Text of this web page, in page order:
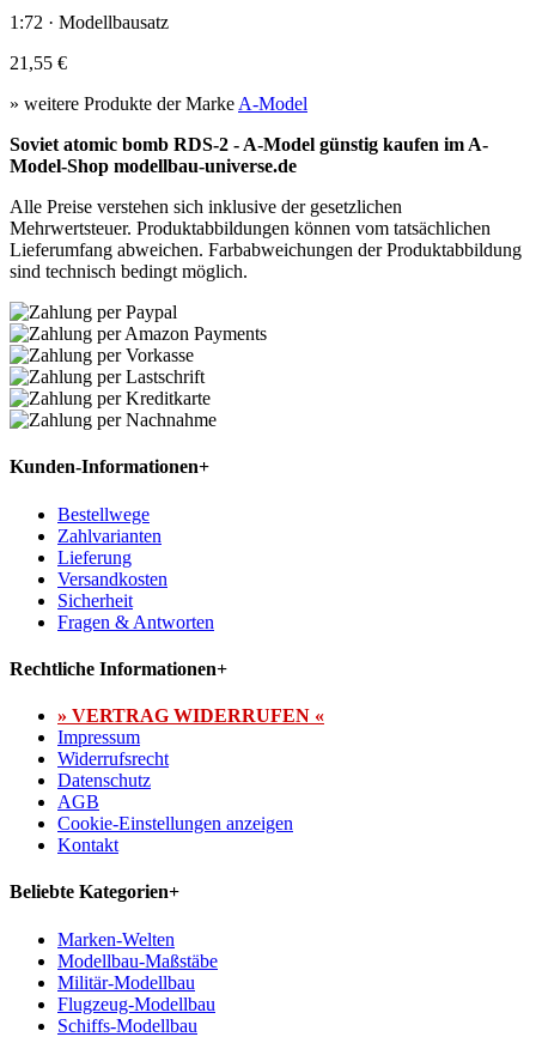
1:72 · Modellbausatz
21,55 €
» weitere Produkte der Marke A-Model
Soviet atomic bomb RDS-2 - A-Model günstig kaufen im A-
Model-Shop modellbau-universe.de
Alle Preise verstehen sich inklusive der gesetzlichen
Mehrwertsteuer. Produktabbildungen können vom tatsächlichen
Lieferumfang abweichen. Farbabweichungen der Produktabbildung
sind technisch bedingt möglich.
Kunden-Informationen+
Bestellwege
Zahlvarianten
Lieferung
Versandkosten
Sicherheit
Fragen & Antworten
Rechtliche Informationen+
» VERTRAG WIDERRUFEN «
Impressum
Widerrufsrecht
Datenschutz
AGB
Cookie-Einstellungen anzeigen
Kontakt
Beliebte Kategorien+
Marken-Welten
Modellbau-Maßstäbe
Militär-Modellbau
Flugzeug-Modellbau
Schiffs-Modellbau